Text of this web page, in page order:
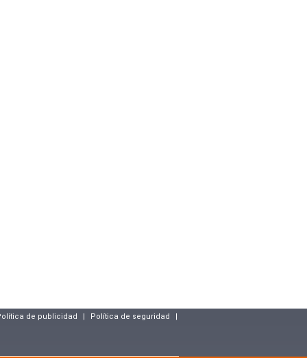
de publicidad | Política de seguridad |